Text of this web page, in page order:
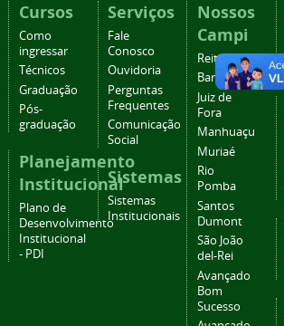
Cursos
Como
ingressar
Técnicos
Graduação
Pós-
graduação
Planejamento
Institucional
Plano de
Desenvolvimento
Institucional
- PDI
Serviços
Fale
Conosco
Ouvidoria
Perguntas
Frequentes
Comunicação
Social
Sistemas
Sistemas
Institucionais
Nossos
Campi
Reitoria
Barbacena
Juiz de
Fora
Manhuaçu
Muriaé
Rio
Pomba
Santos
Dumont
São João
del-Rei
Avançado
Bom
Sucesso